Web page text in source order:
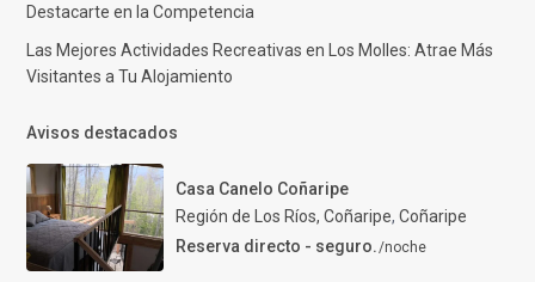
Destacarte en la Competencia
Las Mejores Actividades Recreativas en Los Molles: Atrae Más
Visitantes a Tu Alojamiento
Avisos destacados
Casa Canelo Coñaripe
Región de Los Ríos, Coñaripe, Coñaripe
Reserva directo - seguro./noche